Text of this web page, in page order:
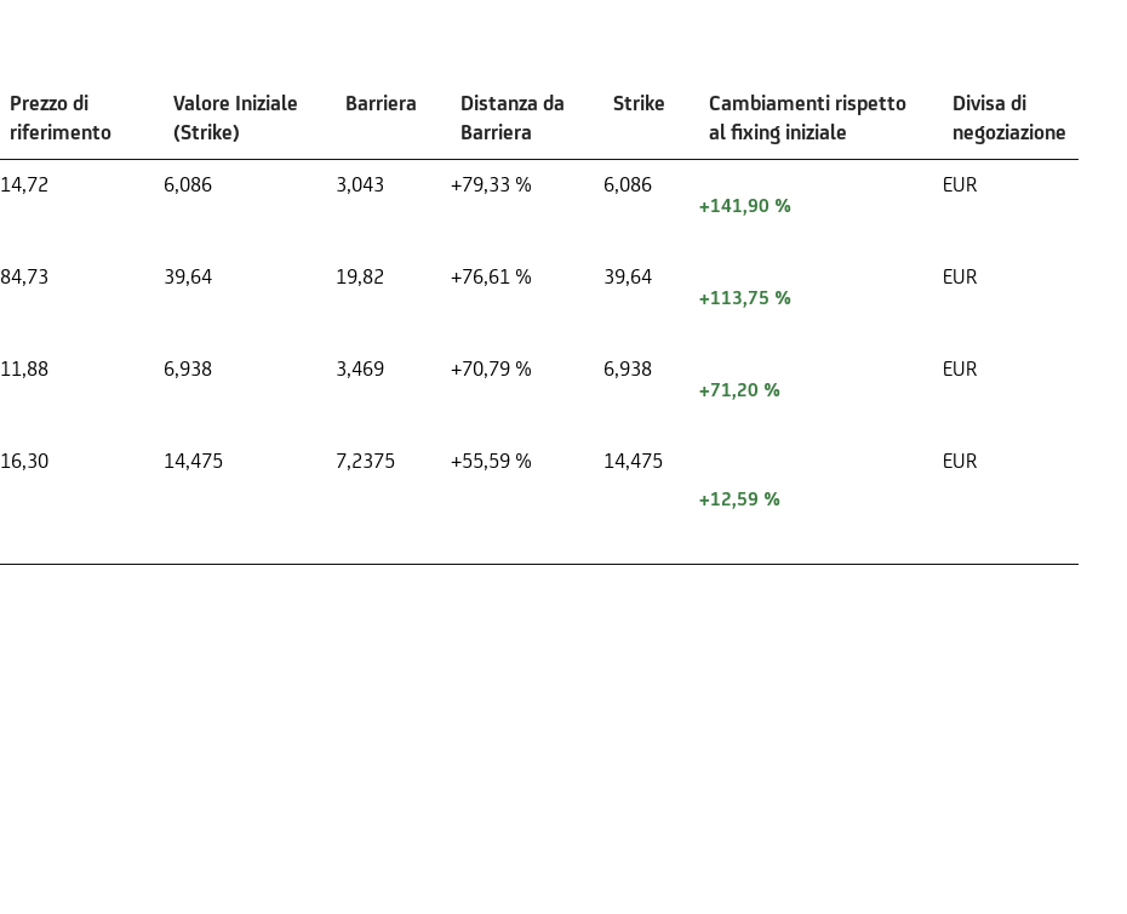
Prezzo di
riferimento
Valore Iniziale
(Strike)
Barriera
Distanza da
Barriera
Strike
Cambiamenti rispetto
al fixing iniziale
Divisa di
negoziazione
14,72 6,086 3,043 +79,33 % 6,086
+141,90 %
EUR
84,73 39,64 19,82 +76,61 % 39,64
+113,75 %
EUR
11,88 6,938 3,469 +70,79 % 6,938
+71,20 %
EUR
16,30 14,475 7,2375 +55,59 % 14,475
+12,59 %
EUR